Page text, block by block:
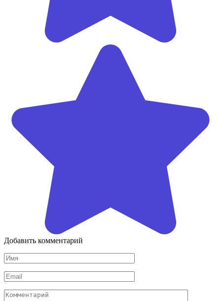
Добавить комментарий
Имя
*
Email
*
Комментарий